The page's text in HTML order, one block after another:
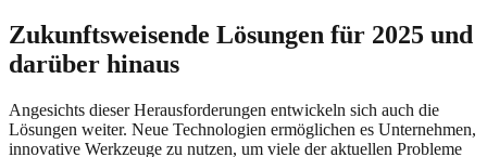
Zukunftsweisende Lösungen für 2025 und
darüber hinaus
Angesichts dieser Herausforderungen entwickeln sich auch die
Lösungen weiter. Neue Technologien ermöglichen es Unternehmen,
innovative Werkzeuge zu nutzen, um viele der aktuellen Probleme